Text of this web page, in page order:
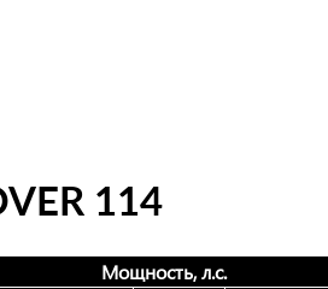
114
Мощность, л.с.